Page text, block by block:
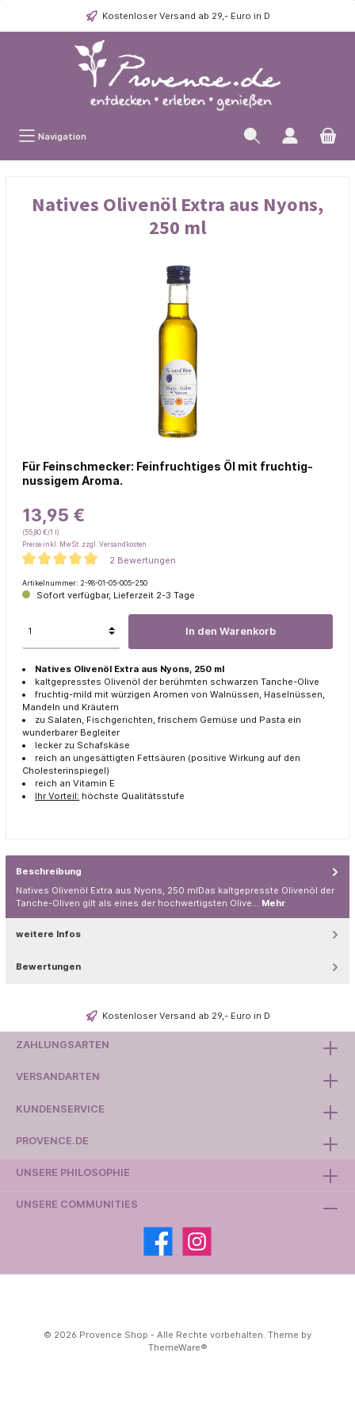
Kostenloser Versand ab 29,- Euro in D
Navigation
Natives Olivenöl Extra aus Nyons,
250 ml
Für Feinschmecker: Feinfruchtiges Öl mit fruchtig-
nussigem Aroma.
13,95 €
(55,80 €/1 l)
Preise inkl. MwSt. zzgl. Versandkosten
2 Bewertungen
Artikelnummer: 2-98-01-05-005-250
Sofort verfügbar, Lieferzeit 2-3 Tage
In den Warenkorb
Natives Olivenöl Extra aus Nyons, 250 ml
kaltgepresstes Olivenöl der berühmten schwarzen Tanche-Olive
fruchtig-mild mit würzigen Aromen von Walnüssen, Haselnüssen,
Mandeln und Kräutern
zu Salaten, Fischgerichten, frischem Gemüse und Pasta ein
wunderbarer Begleiter
lecker zu Schafskäse
reich an ungesättigten Fettsäuren (positive Wirkung auf den
Cholesterinspiegel)
reich an Vitamin E
Ihr Vorteil: höchste Qualitätsstufe
Beschreibung
Natives Olivenöl Extra aus Nyons, 250 mlDas kaltgepresste Olivenöl der
Tanche-Oliven gilt als eines der hochwertigsten Olive… Mehr
weitere Infos
Bewertungen
Kostenloser Versand ab 29,- Euro in D
KUNDENSERVICE
PROVENCE.DE
ZAHLUNGSARTEN
VERSANDARTEN
UNSERE PHILOSOPHIE
UNSERE COMMUNITIES
© 2026 Provence Shop - Alle Rechte vorbehalten. Theme by
ThemeWare®